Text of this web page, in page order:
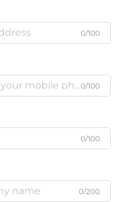
0/100
0/100
0/100
0/200